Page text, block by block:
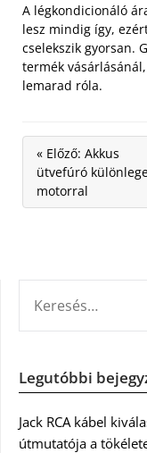
A légkondicionáló
lesz mindig így,
cselekszik gyorsan.
termék
lemarad róla.
« Előző: Akkus
ütvefúró
motorral
Legutóbbi
Jack RCA kábel
útmutatója a